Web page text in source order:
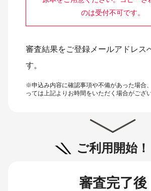
のは受付不可です。
審査結果をご登録メールアドレス
す。
※申込み内容に確認事項や不備があった場合
っては上記よりお時間をいただく場合がござい
ご利用開始！
審査完了後